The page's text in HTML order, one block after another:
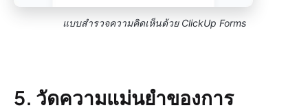
แบบสำรวจความคิดเห็นด้วย ClickUp Forms
5. วัดความแม่นยำของการ